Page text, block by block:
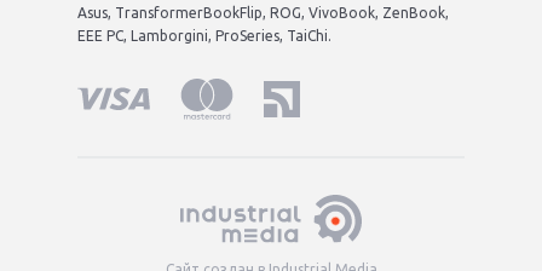
Asus, TransformerBookFlip, ROG, VivoBook, ZenBook,
EEE PC, Lamborgini, ProSeries, TaiChi.